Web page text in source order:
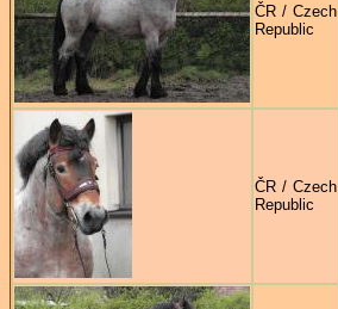
ČR / Czech
Republic
ČR / Czech
Republic